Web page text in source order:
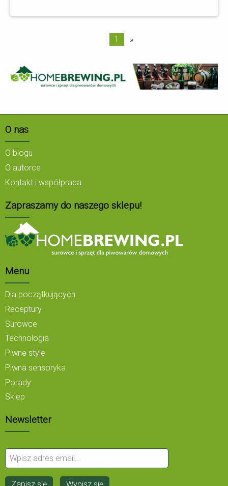
1 »
O nas
O blogu
O autorce
Kontakt i współpraca
Zapraszamy do naszego sklepu!
Menu
Dla początkujących
Receptury
Surowce
Technologia
Piwne style
Piwna sensoryka
Porady
Sklep
Newsletter